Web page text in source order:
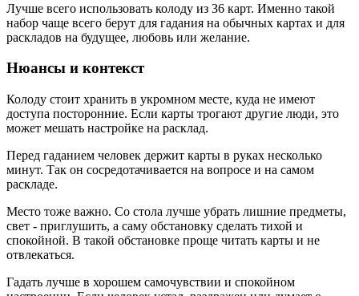
Лучше всего использовать колоду из 36 карт. Именно такой
набор чаще всего берут для гадания на обычных картах и для
раскладов на будущее, любовь или желание.
Нюансы и контекст
Колоду стоит хранить в укромном месте, куда не имеют
доступа посторонние. Если карты трогают другие люди, это
может мешать настройке на расклад.
Перед гаданием человек держит карты в руках несколько
минут. Так он сосредотачивается на вопросе и на самом
раскладе.
Место тоже важно. Со стола лучше убрать лишние предметы,
свет - приглушить, а саму обстановку сделать тихой и
спокойной. В такой обстановке проще читать карты и не
отвлекаться.
Гадать лучше в хорошем самочувствии и спокойном